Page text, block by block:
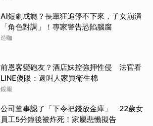
AI短劇成癮？長輩狂追停不下來，子女崩潰
「角色對調」！專家警告恐陷腦腐
造咖
前恩客變砲友？酒店妹控強押性侵 法官看
LINE傻眼：還叫人家買衛生棉
鏡報
公司董事認了「下令把錢放金庫」 22歲女
員工5分鐘後被炸死！家屬悲慟擬告